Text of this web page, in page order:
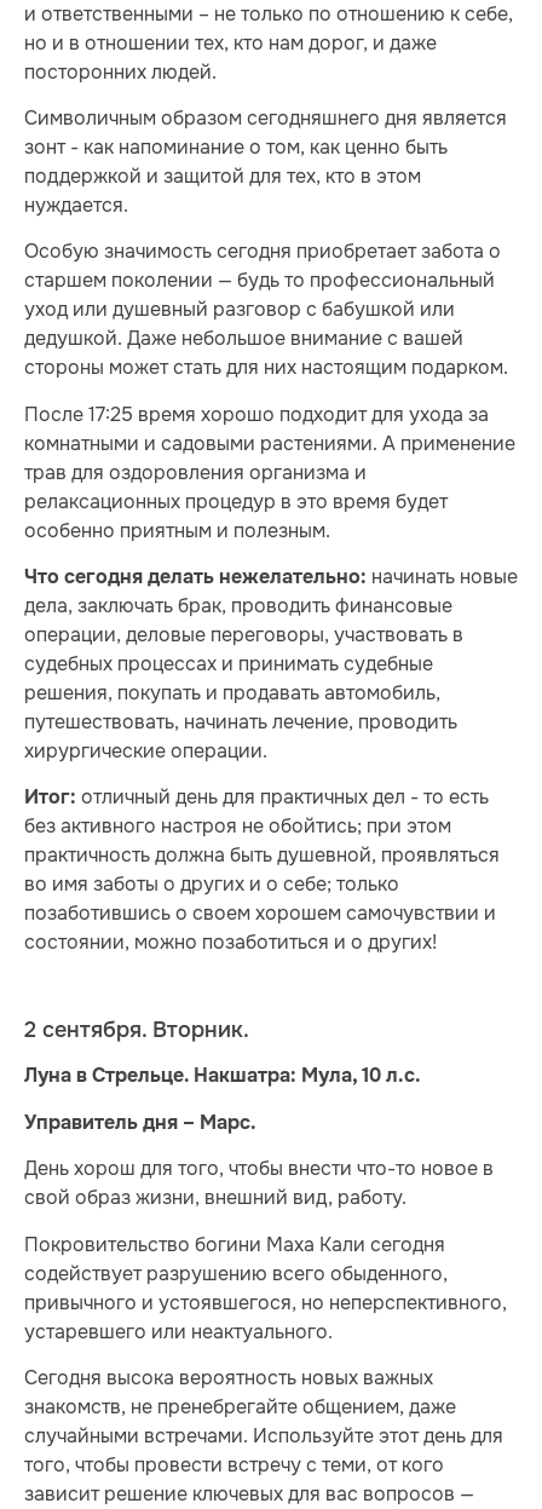
и ответственными – не только по отношению к себе,
но и в отношении тех, кто нам дорог, и даже
посторонних людей.
Символичным образом сегодняшнего дня является
зонт - как напоминание о том, как ценно быть
поддержкой и защитой для тех, кто в этом
нуждается.
Особую значимость сегодня приобретает забота о
старшем поколении — будь то профессиональный
уход или душевный разговор с бабушкой или
дедушкой. Даже небольшое внимание с вашей
стороны может стать для них настоящим подарком.
После 17:25 время хорошо подходит для ухода за
комнатными и садовыми растениями. А применение
трав для оздоровления организма и
релаксационных процедур в это время будет
особенно приятным и полезным.
Что сегодня делать нежелательно: начинать новые
дела, заключать брак, проводить финансовые
операции, деловые переговоры, участвовать в
судебных процессах и принимать судебные
решения, покупать и продавать автомобиль,
путешествовать, начинать лечение, проводить
хирургические операции.
Итог: отличный день для практичных дел - то есть
без активного настроя не обойтись; при этом
практичность должна быть душевной, проявляться
во имя заботы о других и о себе; только
позаботившись о своем хорошем самочувствии и
состоянии, можно позаботиться и о других!
2 сентября. Вторник.
Луна в Стрельце. Накшатра: Мула, 10 л.с.
Управитель дня – Марс.
День хорош для того, чтобы внести что-то новое в
свой образ жизни, внешний вид, работу.
Покровительство богини Маха Кали сегодня
содействует разрушению всего обыденного,
привычного и устоявшегося, но неперспективного,
устаревшего или неактуального.
Сегодня высока вероятность новых важных
знакомств, не пренебрегайте общением, даже
случайными встречами. Используйте этот день для
того, чтобы провести встречу с теми, от кого
зависит решение ключевых для вас вопросов —